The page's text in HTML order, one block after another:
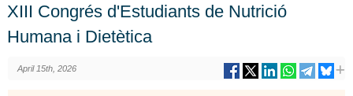
XIII Congrés d'Estudiants de Nutrició
Humana i Dietètica
April 15th, 2026